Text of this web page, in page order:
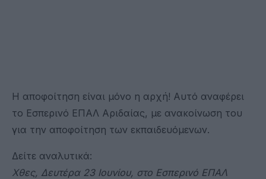
Η αποφοίτηση είναι μόνο η αρχή! Αυτό αναφέρει
το Εσπερινό ΕΠΑΛ Αριδαίας, με ανακοίνωση του
για την αποφοίτηση των εκπαιδευόμενων.
Δείτε αναλυτικά:
Χθες, Δευτέρα 23 Ιουνίου, στο Εσπερινό ΕΠΑΛ